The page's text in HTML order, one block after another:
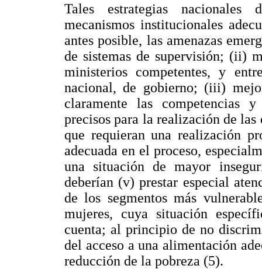
Tales estrategias
mecanismos institucionales
antes posible, las amenazas
de sistemas de supervisión; (ii)
ministerios competentes, y
nacional, de gobierno; (iii)
claramente las competencias
precisos para la realización de
que requieran una realización
adecuada en el proceso,
una situación de mayor
deberían (v) prestar especial
de los segmentos más
mujeres, cuya situación
cuenta; al principio de no
del acceso a una alimentación
reducción de la pobreza (5).